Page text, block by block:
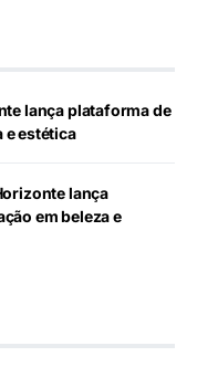
lança plataforma de
e estética
lança
em beleza e